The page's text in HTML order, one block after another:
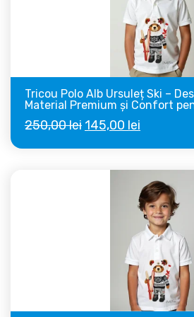
Tricou Polo Alb Ursuleț Ski –
Material Premium și Confort
250,00lei Prețul
inițial
250,00 lei.
145,00 lei
curent
este:
145,00 lei.